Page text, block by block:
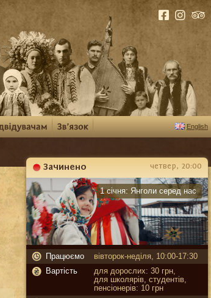
English
Зачинено
Карантин
четвер, 20:00
1 січня: Янголи серед нас
Працюємо
вівторок-неділя, 10:00-17:30
Вартість
для дорослих: 30 грн,
для школярів, студентів,
пенсіонерів: 10 грн